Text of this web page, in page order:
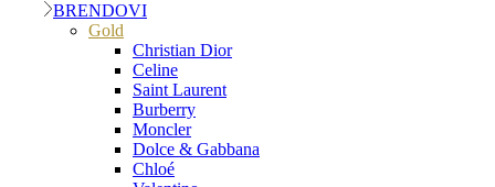
BRENDOVI
Gold
Christian Dior
Celine
Saint Laurent
Burberry
Moncler
Dolce & Gabbana
Chloé